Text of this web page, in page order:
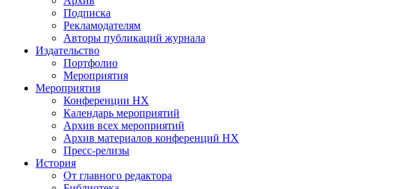
Подписка
Рекламодателям
Авторы публикаций журнала
Издательство
Портфолио
Мероприятия
Мероприятия
Конференции НХ
Календарь мероприятий
Архив всех мероприятий
Архив материалов конференций НХ
Пресс-релизы
История
От главного редактора